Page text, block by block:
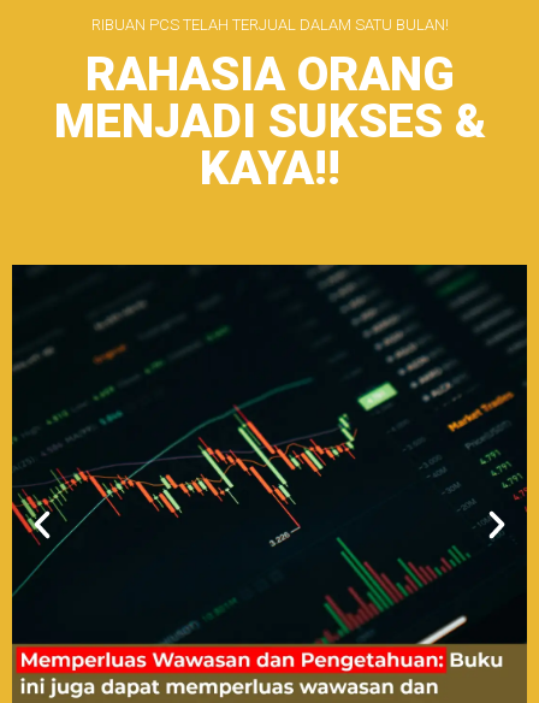
RIBUAN PCS TELAH TERJUAL DALAM SATU BULAN!
RAHASIA ORANG
MENJADI SUKSES &
KAYA!!